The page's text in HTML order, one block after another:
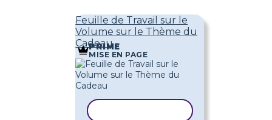
Feuille de Travail sur le
Volume sur le Thème du
Cadeau
PRIME
MISE EN PAGE